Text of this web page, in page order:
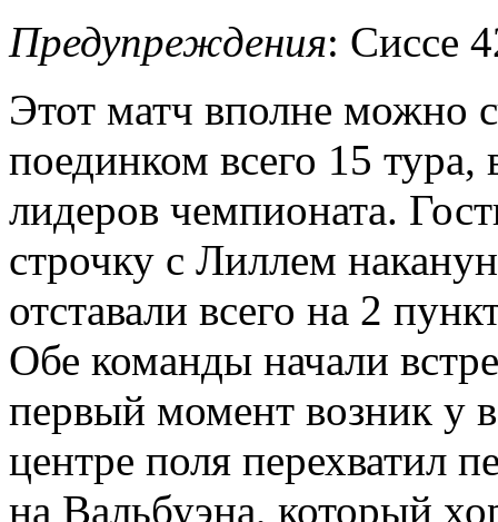
Предупреждения: Сиссе
Этот матч вполне можно
поединком всего 15 тура,
лидеров чемпионата.
строчку с Лиллем
отставали всего на 2
Обе команды начали
первый момент возник у
центре поля перехватил
на Вальбуэна, который